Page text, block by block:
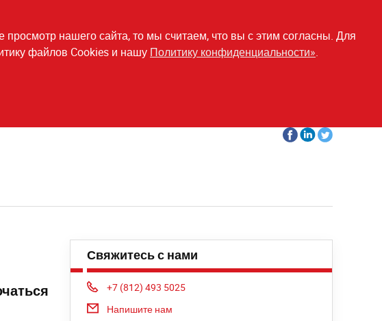
нашего сайта, то мы считаем, что вы с этим согласны. Для
файлов Cookies и нашу Политику конфиденциальности».
Share
on
ShareShare
on
Свяжитесь с нами
Phone:
+7 (812) 493 5025
Напишите нам